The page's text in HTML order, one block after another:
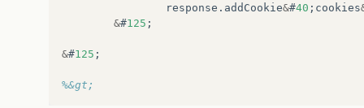
response . addCookie&#40 ; cookies
&#125 ;
&#125 ;
%&gt;